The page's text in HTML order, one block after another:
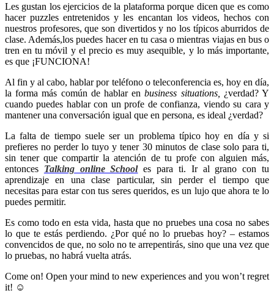
Les gustan los ejercicios de la plataforma porque dicen que es como
hacer puzzles entretenidos y les encantan los videos, hechos con
nuestros profesores, que son divertidos y no los típicos aburridos de
clase. Además,los puedes hacer en tu casa o mientras viajas en bus o
tren en tu móvil y el precio es muy asequible, y lo más importante,
es que ¡FUNCIONA!
Al fin y al cabo, hablar por teléfono o teleconferencia es, hoy en día,
la forma más común de hablar enbusiness situations, ¿verdad? Y
cuando puedes hablar con un profe de confianza, viendo su cara y
mantener una conversación igual que en persona, es ideal ¿verdad?
La falta de tiempo suele ser un problema típico hoy en día y si
prefieres no perder lo tuyo y tener 30 minutos de clase solo para ti,
sin tener que compartir la atención de tu profe con alguien más,
entonces Talking online Schooles para ti. Ir al grano con tu
aprendizaje en una clase particular, sin perder el tiempo que
necesitas para estar con tus seres queridos, es un lujo que ahora te lo
puedes permitir.
Es como todo en esta vida, hasta que no pruebes una cosa no sabes
lo que te estás perdiendo. ¿Por qué no lo pruebas hoy? – estamos
convencidos de que, no solo no te arrepentirás, sino que una vez que
lo pruebas, no habrá vuelta atrás.
Come on! Open your mind to new experiences and you won’t regret
it! ☺